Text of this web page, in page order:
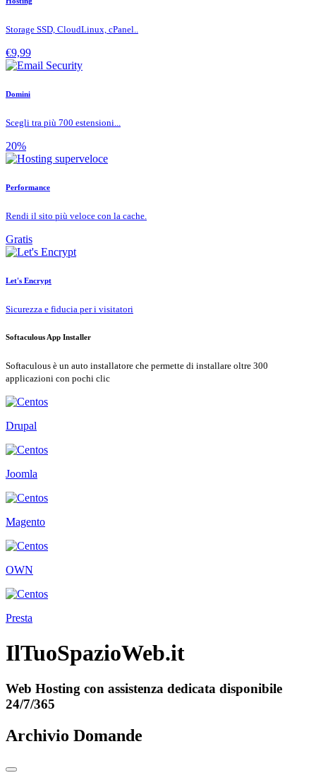
Storage SSD, CloudLinux, cPanel..
€9,99
Domini
Scegli tra più 700 estensioni...
20%
Performance
Rendi il sito più veloce con la cache.
Gratis
Let's Encrypt
Sicurezza e fiducia per i visitatori
Softaculous App Installer
Softaculous è un auto installatore che permette di installare oltre 300
applicazioni con pochi clic
Drupal
Joomla
Magento
OWN
Presta
IlTuoSpazioWeb.it
Web Hosting con assistenza dedicata disponibile
24/7/365
Archivio Domande